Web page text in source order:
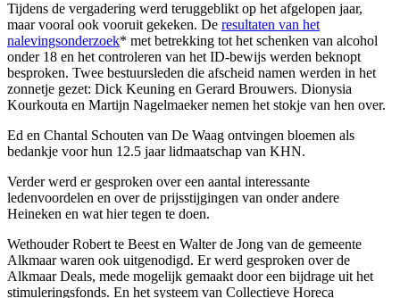
Tijdens de vergadering werd teruggeblikt op het afgelopen jaar,
maar vooral ook vooruit gekeken. De resultaten van het
nalevingsonderzoek* met betrekking tot het schenken van alcohol
onder 18 en het controleren van het ID-bewijs werden beknopt
besproken. Twee bestuursleden die afscheid namen werden in het
zonnetje gezet: Dick Keuning en Gerard Brouwers. Dionysia
Kourkouta en Martijn Nagelmaeker nemen het stokje van hen over.
Ed en Chantal Schouten van De Waag ontvingen bloemen als
bedankje voor hun 12.5 jaar lidmaatschap van KHN.
Verder werd er gesproken over een aantal interessante
ledenvoordelen en over de prijsstijgingen van onder andere
Heineken en wat hier tegen te doen.
Wethouder Robert te Beest en Walter de Jong van de gemeente
Alkmaar waren ook uitgenodigd. Er werd gesproken over de
Alkmaar Deals, mede mogelijk gemaakt door een bijdrage uit het
stimuleringsfonds. En het systeem van Collectieve Horeca